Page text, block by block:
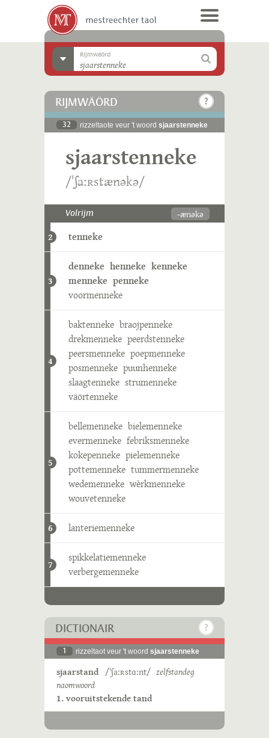
Rijmwäörd
RIJMWÄÖRD
32 rizzeltaote veur 't woord sjaarstenneke
sjaarstenneke
/ˈʃaːʀstænəkə/
Volrijm -ænəkə
2 tenneke
3
denneke henneke kenneke
menneke penneke
voormenneke
4
baktenneke braojpenneke
drekmenneke peerdstenneke
peersmenneke poepmenneke
posmenneke puunhenneke
slaagtenneke strumenneke
väörtenneke
5
bellemenneke bielemenneke
evermenneke febriksmenneke
kokepenneke pielemenneke
pottemenneke tummermenneke
wedemenneke wèrkmenneke
wouvetenneke
6 lanteriemenneke
7
spikkelatiemenneke
verbergemenneke
DICTIONAIR
1 rizzeltaot veur 't woord sjaarstenneke
sjaarstand /ˈʃaːʀstɑːnt/ zelfstandeg
naomwoord
1. vooruitstekende tand